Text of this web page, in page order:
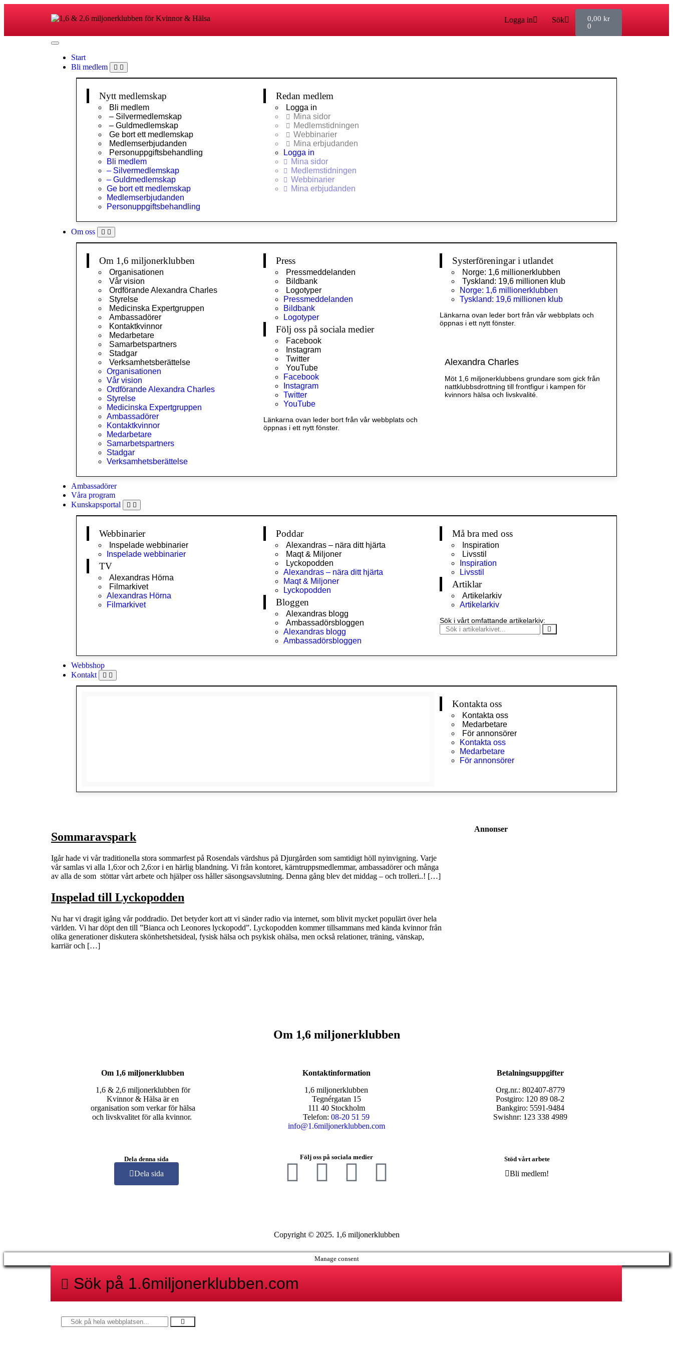
Logga in Sök 0,00 kr
0
Start
Bli medlem
Nytt medlemskap
Bli medlem
– Silvermedlemskap
– Guldmedlemskap
Ge bort ett medlemskap
Medlemserbjudanden
Personuppgiftsbehandling
Bli medlem
– Silvermedlemskap
– Guldmedlemskap
Ge bort ett medlemskap
Medlemserbjudanden
Personuppgiftsbehandling
Redan medlem
Logga in
Mina sidor
Medlemstidningen
Webbinarier
Mina erbjudanden
Logga in
Mina sidor
Medlemstidningen
Webbinarier
Mina erbjudanden
Om oss
Om 1,6 miljonerklubben
Organisationen
Vår vision
Ordförande Alexandra Charles
Styrelse
Medicinska Expertgruppen
Ambassadörer
Kontaktkvinnor
Medarbetare
Samarbetspartners
Stadgar
Verksamhetsberättelse
Organisationen
Vår vision
Ordförande Alexandra Charles
Styrelse
Medicinska Expertgruppen
Ambassadörer
Kontaktkvinnor
Medarbetare
Samarbetspartners
Stadgar
Verksamhetsberättelse
Press
Pressmeddelanden
Bildbank
Logotyper
Pressmeddelanden
Bildbank
Logotyper
Följ oss på sociala medier
Facebook
Instagram
Twitter
YouTube
Facebook
Instagram
Twitter
YouTube
Länkarna ovan leder bort från vår webbplats och
öppnas i ett nytt fönster.
Systerföreningar i utlandet
Norge: 1,6 millionerklubben
Tyskland: 19,6 millionen klub
Norge: 1,6 millionerklubben
Tyskland: 19,6 millionen klub
Länkarna ovan leder bort från vår webbplats och
öppnas i ett nytt fönster.
Alexandra Charles
Möt 1,6 miljonerklubbens grundare som gick från
nattklubbsdrottning till frontfigur i kampen för
kvinnors hälsa och livskvalité.
Ambassadörer
Våra program
Kunskapsportal
Webbinarier
Inspelade webbinarier
Inspelade webbinarier
TV
Alexandras Hörna
Filmarkivet
Alexandras Hörna
Filmarkivet
Poddar
Alexandras – nära ditt hjärta
Maqt & Miljoner
Lyckopodden
Alexandras – nära ditt hjärta
Maqt & Miljoner
Lyckopodden
Bloggen
Alexandras blogg
Ambassadörsbloggen
Alexandras blogg
Ambassadörsbloggen
Må bra med oss
Inspiration
Livsstil
Inspiration
Livsstil
Artiklar
Artikelarkiv
Artikelarkiv
Sök i vårt omfattande artikelarkiv:
Webbshop
Kontakt
Kontakta oss
Kontakta oss
Medarbetare
För annonsörer
Kontakta oss
Medarbetare
För annonsörer
Sommaravspark
Igår hade vi vår traditionella stora sommarfest på Rosendals värdshus på Djurgården som samtidigt höll nyinvigning. Varje
vår samlas vi alla 1,6:or och 2,6:or i en härlig blandning. Vi från kontoret, kärntruppsmedlemmar, ambassadörer och många
av alla de som stöttar vårt arbete och hjälper oss håller säsongsavslutning. Denna gång blev det middag – och trolleri..! […]
Inspelad till Lyckopodden
Nu har vi dragit igång vår poddradio. Det betyder kort att vi sänder radio via internet, som blivit mycket populärt över hela
världen. Vi har döpt den till ”Bianca och Leonores lyckopodd”. Lyckopodden kommer tillsammans med kända kvinnor från
olika generationer diskutera skönhetshetsideal, fysisk hälsa och psykisk ohälsa, men också relationer, träning, vänskap,
karriär och […]
Annonser
Om 1,6 miljonerklubben
Om 1,6 miljonerklubben
1,6 & 2,6 miljonerklubben för
Kvinnor & Hälsa är en
organisation som verkar för hälsa
och livskvalitet för alla kvinnor.
Kontaktinformation
1,6 miljonerklubben
Tegnérgatan 15
111 40 Stockholm
Telefon:08-20 51 59
info@1.6miljonerklubben.com
Betalningsuppgifter
Org.nr.: 802407-8779
Postgiro: 120 89 08-2
Bankgiro: 5591-9484
Swishnr: 123 338 4989
Dela denna sida
Dela sida
Följ oss på sociala medier Stöd vårt arbete
Bli medlem!
Copyright © 2025. 1,6 miljonerklubben
Manage consent
Sök på 1.6miljonerklubben.com